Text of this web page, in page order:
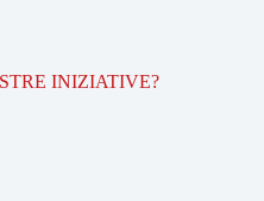
INIZIATIVE?